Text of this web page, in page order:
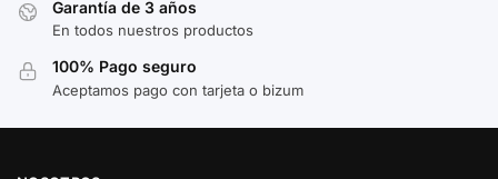
Garantía de 3 años
En todos nuestros productos
100% Pago seguro
Aceptamos pago con tarjeta o bizum